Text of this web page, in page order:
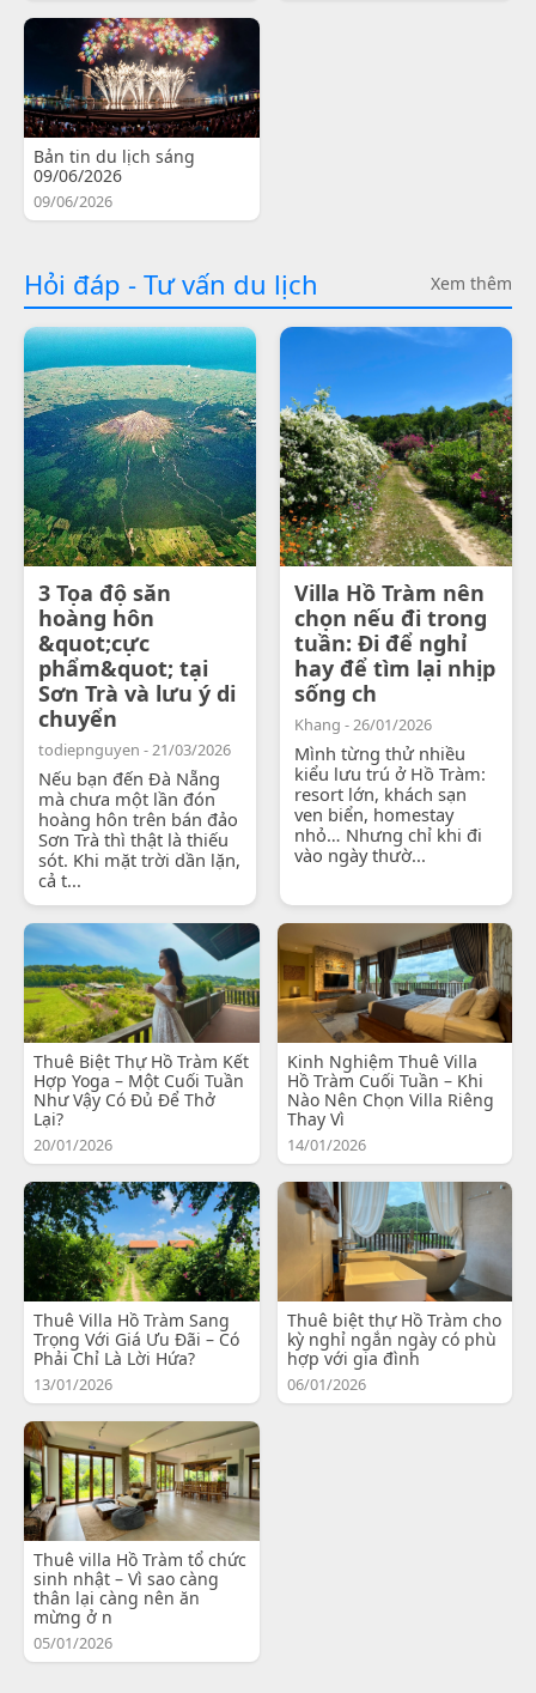
Bản tin du lịch sáng
09/06/2026
09/06/2026
Hỏi đáp - Tư vấn du lịch Xem thêm
3 Tọa độ săn
hoàng hôn
&quot;cực
phẩm&quot; tại
Sơn Trà và lưu ý di
chuyển
todiepnguyen - 21/03/2026
Nếu bạn đến Đà Nẵng
mà chưa một lần đón
hoàng hôn trên bán đảo
Sơn Trà thì thật là thiếu
sót. Khi mặt trời dần lặn,
cả t...
Villa Hồ Tràm nên
chọn nếu đi trong
tuần: Đi để nghỉ
hay để tìm lại nhịp
sống ch
Khang - 26/01/2026
Mình từng thử nhiều
kiểu lưu trú ở Hồ Tràm:
resort lớn, khách sạn
ven biển, homestay
nhỏ… Nhưng chỉ khi đi
vào ngày thườ...
Thuê Biệt Thự Hồ Tràm Kết
Hợp Yoga – Một Cuối Tuần
Như Vậy Có Đủ Để Thở
Lại?
20/01/2026
Kinh Nghiệm Thuê Villa
Hồ Tràm Cuối Tuần – Khi
Nào Nên Chọn Villa Riêng
Thay Vì
14/01/2026
Thuê Villa Hồ Tràm Sang
Trọng Với Giá Ưu Đãi – Có
Phải Chỉ Là Lời Hứa?
13/01/2026
Thuê biệt thự Hồ Tràm cho
kỳ nghỉ ngắn ngày có phù
hợp với gia đình
06/01/2026
Thuê villa Hồ Tràm tổ chức
sinh nhật – Vì sao càng
thân lại càng nên ăn
mừng ở n
05/01/2026